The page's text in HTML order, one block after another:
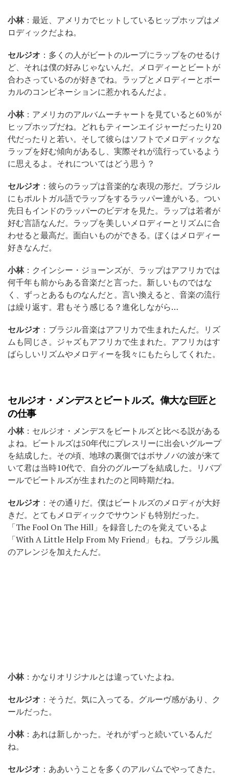
小林：最近、アメリカでヒットしているヒップホップはメ
ロディックだよね。
セルジオ ：多くの人がビートのループにラップをのせるけ
ど、それは僕の好みじゃないんだ。メロディーとビートが
合わさっているのが好きでね。ラップとメロディーとボー
カルのコンビネーションに惹かれるんだよ。
小林：アメリカのアルバムーチャートを見ていると60％が
ヒップホップだね。どれもティーンエイジャーだったり20
代だったりと若い。そして彼らはソフトでメロディックな
ラップを好む傾向があるし、実際それが流行っているよう
に思えるよ。それについてはどう思う？
セルジオ ：彼らのラップは音楽的な表現の形だ。ブラジル
にもポルトガル語でラップをするラッパー達がいる。つい
先日もインドのラッパーのビデオを見た。ラップは若者が
好む言語なんだ。ラップを美しいメロディーとリズムに合
わせると最高だ。面白いものができる。ぼくはメロディー
好きなんだ。
小林：クインシー・ジョーンズが、ラップはアフリカでは
何千年も前からある音楽だと言った。新しいものではな
く、ずっとあるものなんだと。言い換えると、音楽の流行
は繰り返す。君もそう感じる？進化しながら…
セルジオ ：ブラジル音楽はアフリカで生まれたんだ。リズ
ムも同じさ。ジャズもアフリカで生まれた。アフリカはす
ばらしいリズムやメロディーを我々にもたらしてくれた。
セルジオ・メンデスとビートルズ。偉大な巨匠と
の仕事
小林：セルジオ・メンデスをビートルズと比べる説がある
よね。ビートルズは50年代にプレスリーに出会いグループ
を結成した。その頃、地球の裏側ではボサノバの波が来て
いて君は当時10代で、自分のグループを結成した。リバプ
ールでビートルズが生まれたのと同時期だね。
セルジオ ：その通りだ。僕はビートルズのメロディが大好
きだ。とてもメロディックでサウンドも特別だった。
「The Fool On The Hill」を録音したのを覚えているよ
「With A Little Help From My Friend」もね。ブラジル風
のアレンジを加えたんだ。
小林：かなりオリジナルとは違っていたよね。
セルジオ ：そうだ。気に入ってる。グルーヴ感があり、ク
ールだった。
小林：あれは新しかった。それがずっと続いているんだ
ね。
セルジオ ：ああいうことを多くのアルバムでやってきた。